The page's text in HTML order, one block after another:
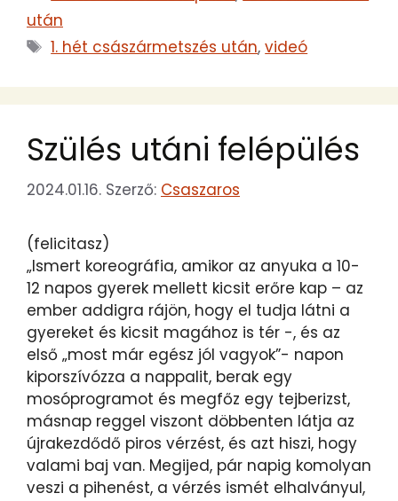
után
Címkék
1. hét császármetszés után,videó
Szülés utáni felépülés
2024.01.16. Szerző: Csaszaros
(felicitasz)
„Ismert koreográfia, amikor az anyuka a 10-
12 napos gyerek mellett kicsit erőre kap – az
ember addigra rájön, hogy el tudja látni a
gyereket és kicsit magához is tér -, és az
első „most már egész jól vagyok”- napon
kiporszívózza a nappalit, berak egy
mosóprogramot és megfőz egy tejberizst,
másnap reggel viszont döbbenten látja az
újrakezdődő piros vérzést, és azt hiszi, hogy
valami baj van. Megijed, pár napig komolyan
veszi a pihenést, a vérzés ismét elhalványul,